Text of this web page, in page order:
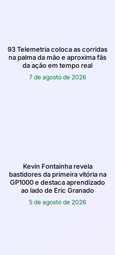
93 Telemetria coloca as corridas
na palma da mão e aproxima fãs
da ação em tempo real
7 de agosto de 2026
Kevin Fontainha revela
bastidores da primeira vitória na
GP1000 e destaca aprendizado
ao lado de Eric Granado
5 de agosto de 2026